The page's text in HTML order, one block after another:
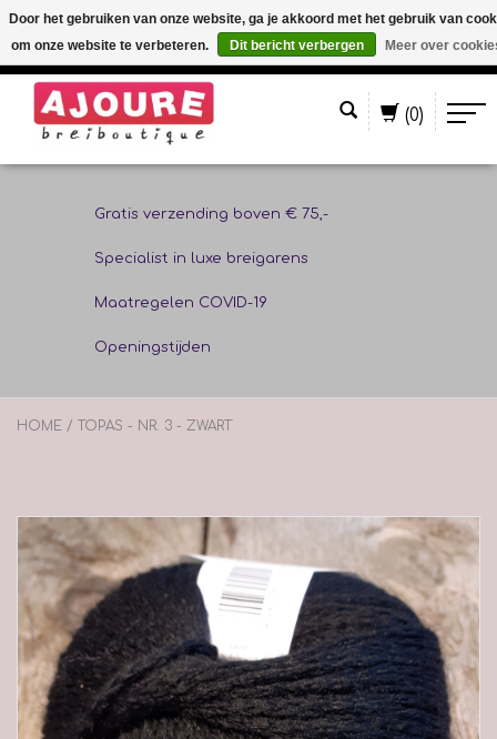
(0)
Gratis verzending boven € 75,-
Specialist in luxe breigarens
Maatregelen COVID-19
Openingstijden
HOME / TOPAS - NR. 3 - ZWART
Door het gebruiken van onze website, ga je akkoord met het gebruik van
om onze website te verbeteren.
Dit bericht verbergen Meer over